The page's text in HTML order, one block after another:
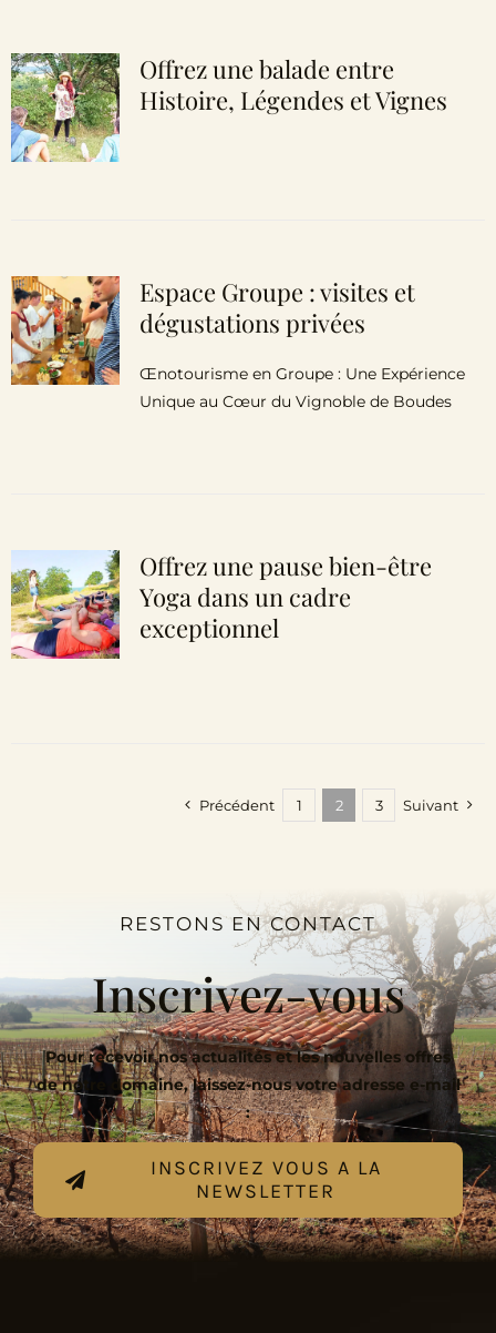
Offrez une balade entre
Histoire, Légendes et Vignes
Espace Groupe : visites et
dégustations privées
Œnotourisme en Groupe : Une Expérience
Unique au Cœur du Vignoble de Boudes
Offrez une pause bien-être
Yoga dans un cadre
exceptionnel
Précédent 1 2 3 Suivant
RESTONS EN CONTACT
Inscrivez-vous
Pour recevoir nos actualités et les nouvelles offres
de notre domaine, laissez-nous votre adresse e-mail
:
INSCRIVEZ VOUS A LA
NEWSLETTER